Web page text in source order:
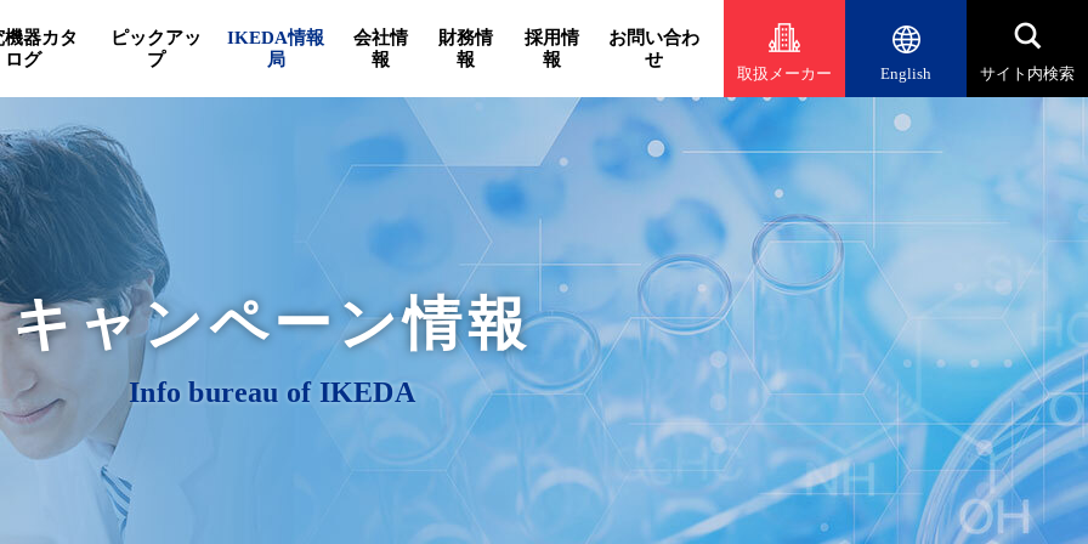
機器カタ
ログ
ピックアッ
プ
IKEDA情報
局
会社情
報
財務情
報
採用情
報
お問い合わ
せ
取扱メーカー English サイト内検索
キャンペーン情報